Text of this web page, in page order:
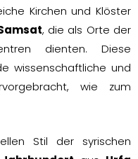
Kirchen und Klöster
, die als Orte der
dienten. Diese
wissenschaftliche und
wie zum
Stil der syrischen